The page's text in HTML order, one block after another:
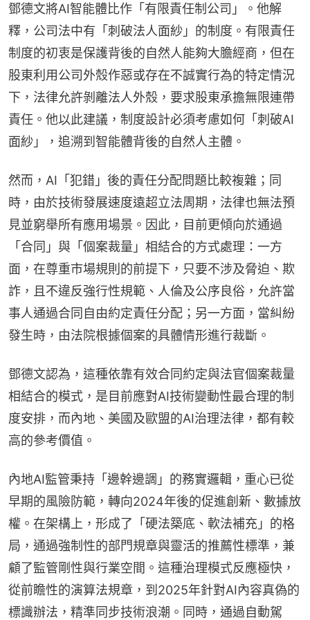
鄧德文將AI智能體比作「有限責任制公司」。他解
釋，公司法中有「刺破法人面紗」的制度。有限責任
制度的初衷是保護背後的自然人能夠大膽經商，但在
股東利用公司外殼作惡或存在不誠實行為的特定情況
下，法律允許剝離法人外殼，要求股東承擔無限連帶
責任。他以此建議，制度設計必須考慮如何「刺破AI
面紗」，追溯到智能體背後的自然人主體。
然而，AI「犯錯」後的責任分配問題比較複雜；同
時，由於技術發展速度遠超立法周期，法律也無法預
見並窮舉所有應用場景。因此，目前更傾向於通過
「合同」與「個案裁量」相結合的方式處理：一方
面，在尊重市場規則的前提下，只要不涉及脅迫、欺
詐，且不違反強行性規範、人倫及公序良俗，允許當
事人通過合同自由約定責任分配；另一方面，當糾紛
發生時，由法院根據個案的具體情形進行裁斷。
鄧德文認為，這種依靠有效合同約定與法官個案裁量
相結合的模式，是目前應對AI技術變動性最合理的制
度安排，而內地、美國及歐盟的AI治理法律，都有較
高的參考價值。
內地AI監管秉持「邊幹邊調」的務實邏輯，重心已從
早期的風險防範，轉向2024年後的促進創新、數據放
權。在架構上，形成了「硬法築底、軟法補充」的格
局，通過強制性的部門規章與靈活的推薦性標準，兼
顧了監管剛性與行業空間。這種治理模式反應極快，
從前瞻性的演算法規章，到2025年針對AI內容真偽的
標識辦法，精準同步技術浪潮。同時，通過自動駕